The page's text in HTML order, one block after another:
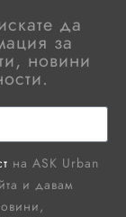
да
за
новини
на ASK Urban
и давам